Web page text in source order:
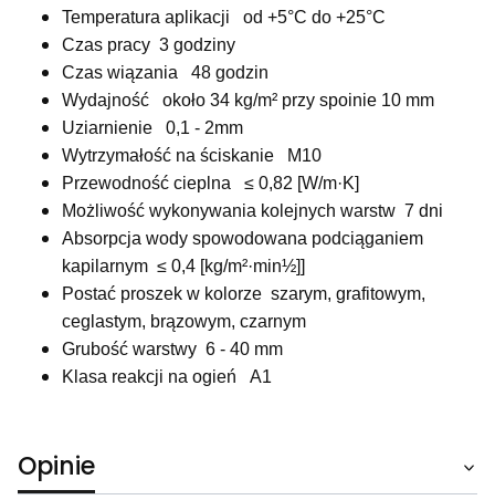
Temperatura aplikacji od +5°C do +25°C
Czas pracy 3 godziny
Czas wiązania 48 godzin
Wydajność około 34 kg/m² przy spoinie 10 mm
Uziarnienie 0,1 - 2mm
Wytrzymałość na ściskanie M10
Przewodność cieplna ≤ 0,82 [W/m·K]
Możliwość wykonywania kolejnych warstw 7 dni
Absorpcja wody spowodowana podciąganiem
kapilarnym ≤ 0,4 [kg/m²·min½]]
Postać proszek w kolorze szarym, grafitowym,
ceglastym, brązowym, czarnym
Grubość warstwy 6 - 40 mm
Klasa reakcji na ogień A1
Opinie